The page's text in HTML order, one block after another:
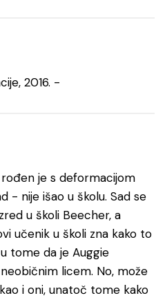
2016. -
je s deformacijom
- nije išao u školu. Sad se
u školi Beecher, a
učenik u školi zna kako to
tome da je Auggie
licem. No, može
i oni, unatoč tome kako